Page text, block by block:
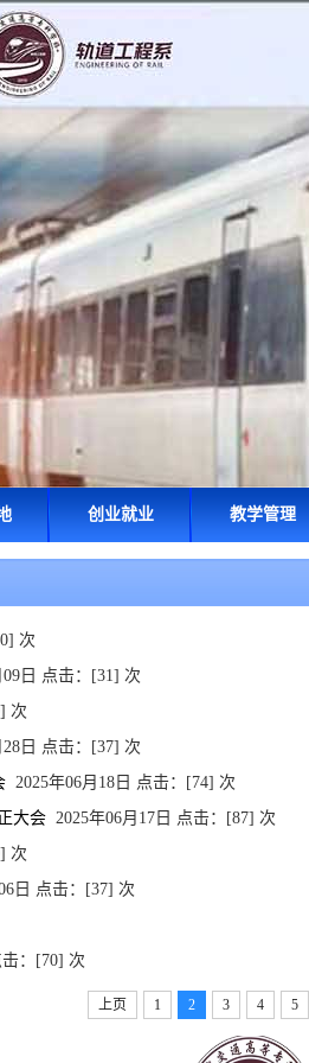
创业就业 教学管理
] 次
日 点击：[31] 次
] 次
日 点击：[37] 次
2025年06月18日 点击：[74] 次
大会2025年06月17日 点击：[87] 次
] 次
日 点击：[37] 次
：[70] 次
上页 1 2 3 4 5